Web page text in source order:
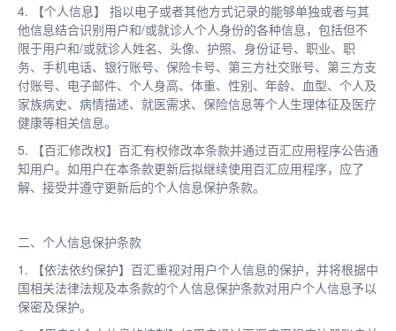
4. 【个人信息】 指以电子或者其他方式记录的能够单独或者与其
他信息结合识别用户和/或就诊人个人身份的各种信息，包括但不
限于用户和/或就诊人姓名、头像、护照、身份证号、职业、职
务、手机电话、银行账号、保险卡号、第三方社交账号、第三方支
付账号、电子邮件、个人身高、体重、性别、年龄、血型、个人及
家族病史、病情描述、就医需求、保险信息等个人生理体征及医疗
健康等相关信息。
5. 【百汇修改权】百汇有权修改本条款并通过百汇应用程序公告通
知用户。如用户在本条款更新后拟继续使用百汇应用程序，应了
解、接受并遵守更新后的个人信息保护条款。
二、个人信息保护条款
1. 【依法依约保护】百汇重视对用户个人信息的保护，并将根据中
国相关法律法规及本条款的个人信息保护条款对用户个人信息予以
保密及保护。